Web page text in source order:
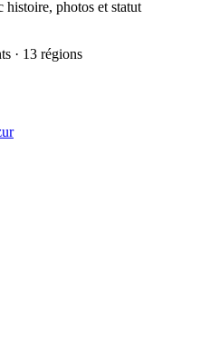
histoire, photos et statut
· 13 régions